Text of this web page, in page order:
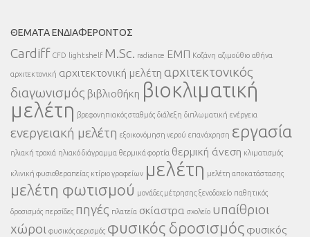
ΘΈΜΑΤΑ ΕΝΔΙΑΦΈΡΟΝΤΟΣ
Cardiff CFD light shelf M.Sc. radiance ΕΜΠ Κοζάνη αζιμούθιο αθήνα
αρχιτεκτονική αρχιτεκτονική μελέτη αρχιτεκτονικός
διαγωνισμός βιβλιοθήκη βιοκλιματική
μελέτη βρεφονηπιακός σταθμός διάλεξη διπλωματική ενέργεια
ενεργειακή μελέτη εξοικονόμηση νερού επανάχρηση εργασία
ηλιακή τροχιά ηλιακό διάγραμμα θερμικά φορτία θερμική άνεση κλιματισμός
κλινική φυσιοθεραπείας κτίριο γραφείων μελέτη μελέτη αποκατάστασης
μελέτη φωτισμού μονάδες μέτρησης ξενοδοχείο παθητικός
δροσισμός περσίδες πηγές πλατεία σκίαστρα σχολείο υπαίθριοι
χώροι φυσικός αερισμός φυσικός δροσισμός φυσικός